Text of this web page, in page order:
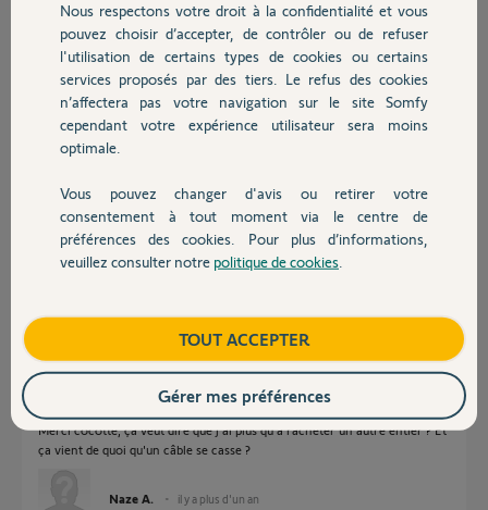
Chauffage
Autres produits
Devis avec un pro
Contact
il y a plus d'un an
Participer au fil de discussion
Réponses
Le mécanisme est HS, le tambour est actionné par un câble de
transmission qui a rompu.
Moteur HS, vous ne trouverez plus de pièce pour ce moteur.
il y a plus d'un an
Merci cocotte, ça veut dire que j'ai plus qu'à racheter un autre entier ? Et
ça vient de quoi qu'un câble se casse ?
Naze A. il y a plus d'un an
Nous respectons votre droit à la confidentialité et vous
pouvez choisir d’accepter, de contrôler ou de refuser
l'utilisation de certains types de cookies ou certains
services proposés par des tiers. Le refus des cookies
n’affectera pas votre navigation sur le site Somfy
cependant votre expérience utilisateur sera moins
optimale.
Vous pouvez changer d'avis ou retirer votre
consentement à tout moment via le centre de
préférences des cookies. Pour plus d’informations,
veuillez consulter notre politique de cookies
TOUT ACCEPTER
Gérer mes préférences